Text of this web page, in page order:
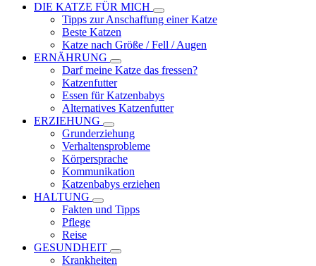
DIE KATZE FÜR MICH
Tipps zur Anschaffung einer Katze
Beste Katzen
Katze nach Größe / Fell / Augen
ERNÄHRUNG
Darf meine Katze das fressen?
Katzenfutter
Essen für Katzenbabys
Alternatives Katzenfutter
ERZIEHUNG
Grunderziehung
Verhaltensprobleme
Körpersprache
Kommunikation
Katzenbabys erziehen
HALTUNG
Fakten und Tipps
Pflege
Reise
GESUNDHEIT
Krankheiten